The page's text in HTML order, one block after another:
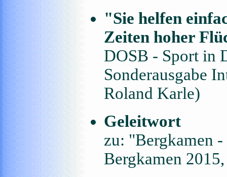
"Sie helfen
Zeiten hoher
DOSB - Sport in
Sonderausgabe
Roland Karle)
Geleitwort
zu: "Bergkamen
Bergkamen